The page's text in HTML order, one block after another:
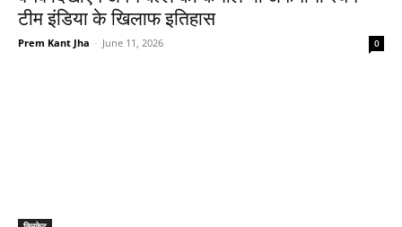
टीम इंडिया के खिलाफ इतिहास
Prem Kant Jha - June 11, 2026 0